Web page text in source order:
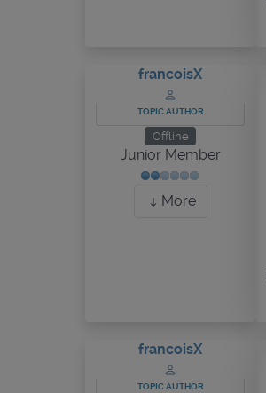
francoisX
TOPIC AUTHOR
Offline
Junior Member
More
francoisX
TOPIC AUTHOR